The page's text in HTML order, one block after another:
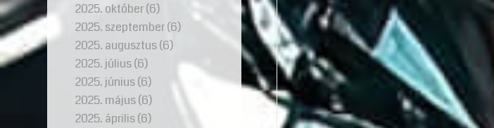
2025. október(6)
2025. szeptember(6)
2025. augusztus(6)
2025. július(6)
2025. június(6)
2025. május(6)
2025. április(6)